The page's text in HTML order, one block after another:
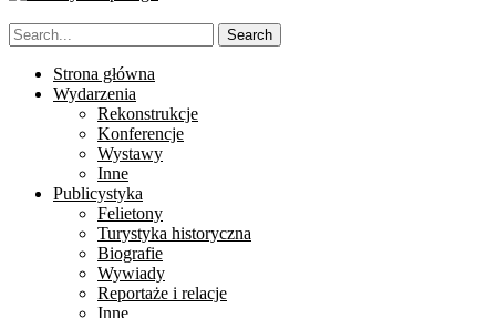
Strona główna
Wydarzenia
Rekonstrukcje
Konferencje
Wystawy
Inne
Publicystyka
Felietony
Turystyka historyczna
Biografie
Wywiady
Reportaże i relacje
Inne